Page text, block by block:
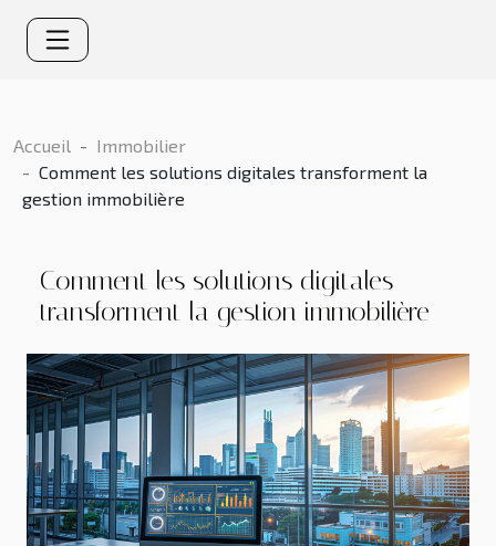
Accueil
Immobilier
Comment les solutions digitales transforment la
gestion immobilière
Comment les solutions digitales
transforment la gestion immobilière